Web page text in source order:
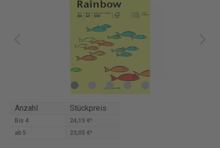
Anzahl Stückpreis
Bis 4
24,15 €*
ab 5 23,05 €*